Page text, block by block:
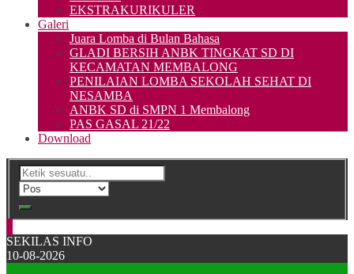
EKSTRAKURIKULER
Galeri
Juara Lomba di Bulan Bahasa
GLADI BERSIH ANBK TINGKAT SD DI
KECAMATAN MEMBALONG
PENILAIAN LOMBA SEKOLAH SEHAT DI
NESAMBA
ANBK SD di SMPN 1 Membalong
PAS GASAL 21/22
Download
SEKILAS INFO
10-08-2026